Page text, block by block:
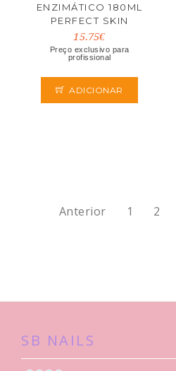
ENZIMÁTICO 180ML
PERFECT SKIN
15.75€
Preço exclusivo para
profissional
ADICIONAR
Anterior 1 2
SB NAILS